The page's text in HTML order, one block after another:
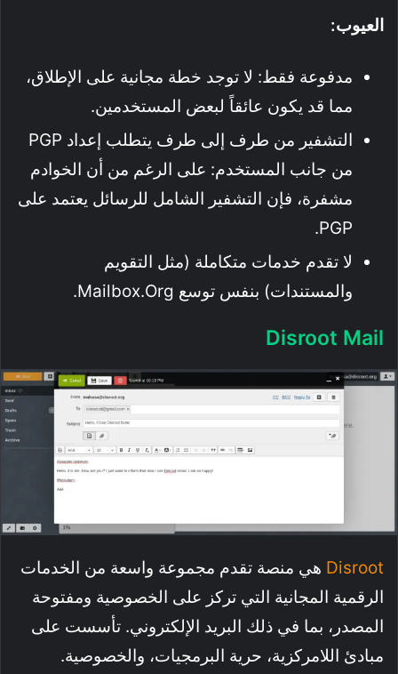
العيوب:
مدفوعة فقط: لا توجد خطة مجانية على الإطلاق،
مما قد يكون عائقاً لبعض المستخدمين.
التشفير من طرف إلى طرف يتطلب إعداد PGP
من جانب المستخدم: على الرغم من أن الخوادم
مشفرة، فإن التشفير الشامل للرسائل يعتمد على
PGP.
لا تقدم خدمات متكاملة (مثل التقويم
والمستندات) بنفس توسع Mailbox.org.
Disroot Mail
Disroot هي منصة تقدم مجموعة واسعة من الخدمات
الرقمية المجانية التي تركز على الخصوصية ومفتوحة
المصدر، بما في ذلك البريد الإلكتروني. تأسست على
مبادئ اللامركزية، حرية البرمجيات، والخصوصية.